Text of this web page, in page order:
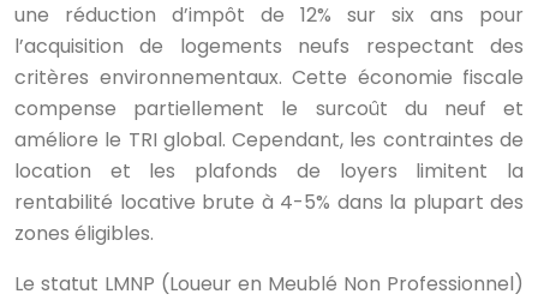
une réduction d’impôt de 12% sur six ans pour
l’acquisition de logements neufs respectant des
critères environnementaux. Cette économie fiscale
compense partiellement le surcoût du neuf et
améliore le TRI global. Cependant, les contraintes de
location et les plafonds de loyers limitent la
rentabilité locative brute à 4-5% dans la plupart des
zones éligibles.
Le statut LMNP (Loueur en Meublé Non Professionnel)